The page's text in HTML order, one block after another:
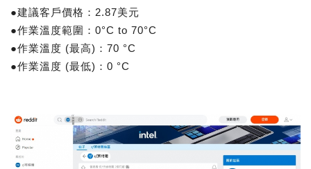
●建議客戶價格：2.87美元
●作業溫度範圍：0°C to 70°C
●作業溫度 (最高)：70 °C
●作業溫度 (最低)：0 °C